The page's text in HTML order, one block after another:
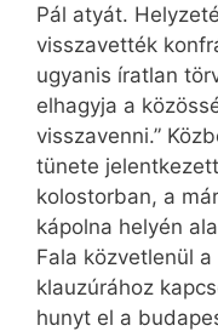
Pál atyát.
visszavették
ugyanis íratlan
elhagyja a
visszavenni.”
tünete
kolostorban, a
kápolna helyén
Fala közvetlenül
klauzúrához
hunyt el a